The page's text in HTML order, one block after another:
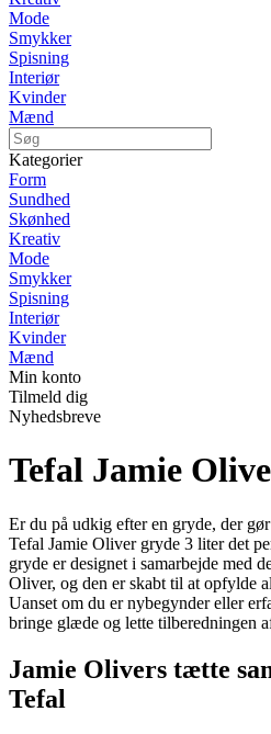
Mode
Smykker
Spisning
Interiør
Kvinder
Mænd
Kategorier
Form
Sundhed
Skønhed
Kreativ
Mode
Smykker
Spisning
Interiør
Kvinder
Mænd
Min konto
Tilmeld dig
Nyhedsbreve
Tefal Jamie
Er du på udkig efter en gryde, der
Tefal Jamie Oliver gryde 3 liter det
gryde er designet i samarbejde med
Oliver, og den er skabt til at opfylde
Uanset om du er nybegynder eller
bringe glæde og lette tilberedningen
Jamie Olivers tætte
Tefal